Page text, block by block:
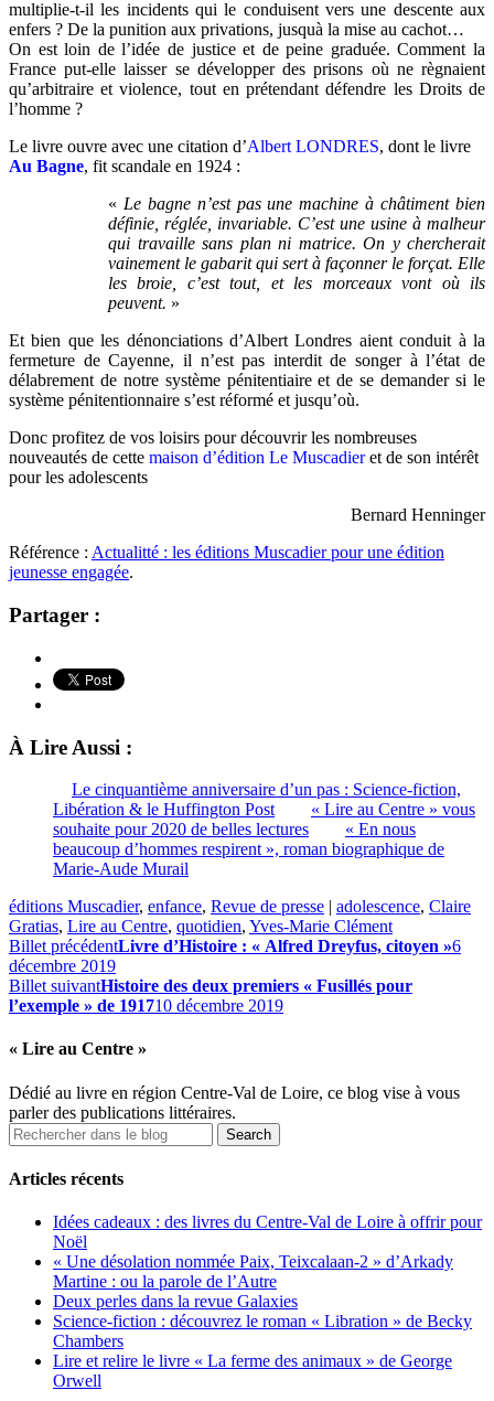
multiplie-t-il les incidents qui le conduisent vers une descente aux
enfers ? De la punition aux privations, jusquà la mise au cachot…
On est loin de l’idée de justice et de peine graduée. Comment la
France put-elle laisser se développer des prisons où ne règnaient
qu’arbitraire et violence, tout en prétendant défendre les Droits de
l’homme ?
Le livre ouvre avec une citation d’Albert LONDRES, dont le livre
Au Bagne, fit scandale en 1924 :
« Le bagne n’est pas une machine à châtiment bien
définie, réglée, invariable. C’est une usine à malheur
qui travaille sans plan ni matrice. On y chercherait
vainement le gabarit qui sert à façonner le forçat. Elle
les broie, c’est tout, et les morceaux vont où ils
peuvent. »
Et bien que les dénonciations d’Albert Londres aient conduit à la
fermeture de Cayenne, il n’est pas interdit de songer à l’état de
délabrement de notre système pénitentiaire et de se demander si le
système pénitentionnaire s’est réformé et jusqu’où.
Donc profitez de vos loisirs pour découvrir les nombreuses
nouveautés de cette maison d’édition Le Muscadieret de son intérêt
pour les adolescents
Bernard Henninger
Référence : Actualitté : les éditions Muscadier pour une édition
jeunesse engagée.
Partager :
À Lire Aussi :
Le cinquantième anniversaire d’un pas : Science-fiction,
Libération & le Huffington Post
« Lire au Centre » vous
souhaite pour 2020 de belles lectures
« En nous
beaucoup d’hommes respirent », roman biographique de
Marie-Aude Murail
éditions Muscadier, enfance, Revue de presse | adolescence, Claire
Gratias, Lire au Centre, quotidien, Yves-Marie Clément
Billet précédentLivre d’Histoire : « Alfred Dreyfus, citoyen »6
décembre 2019
Billet suivantHistoire des deux premiers « Fusillés pour
l’exemple » de 191710 décembre 2019
« Lire au Centre »
Dédié au livre en région Centre-Val de Loire, ce blog vise à vous
parler des publications littéraires.
Articles récents
Idées cadeaux : des livres du Centre-Val de Loire à offrir pour
Noël
« Une désolation nommée Paix, Teixcalaan-2 » d’Arkady
Martine : ou la parole de l’Autre
Deux perles dans la revue Galaxies
Science-fiction : découvrez le roman « Libration » de Becky
Chambers
Lire et relire le livre « La ferme des animaux » de George
Orwell